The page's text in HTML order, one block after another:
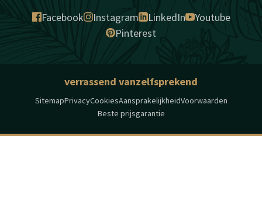
Facebook Instagram LinkedIn
Youtube
Pinterest
verrassend vanzelfsprekend
SitemapPrivacyCookiesAansprakelijkheidVoorwaarden
Beste prijsgarantie